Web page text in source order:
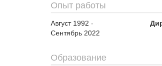
Опыт работы
Август 1992 -
Сентябрь 2022
Образование